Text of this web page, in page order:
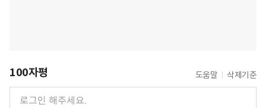
100자평 도움말 삭제기준